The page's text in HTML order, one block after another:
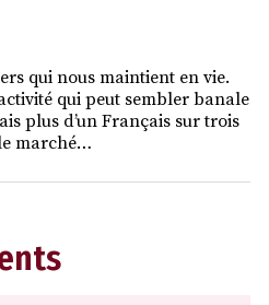
qui nous maintient en vie.
qui peut sembler banale
plus d’un Français sur trois
marché…